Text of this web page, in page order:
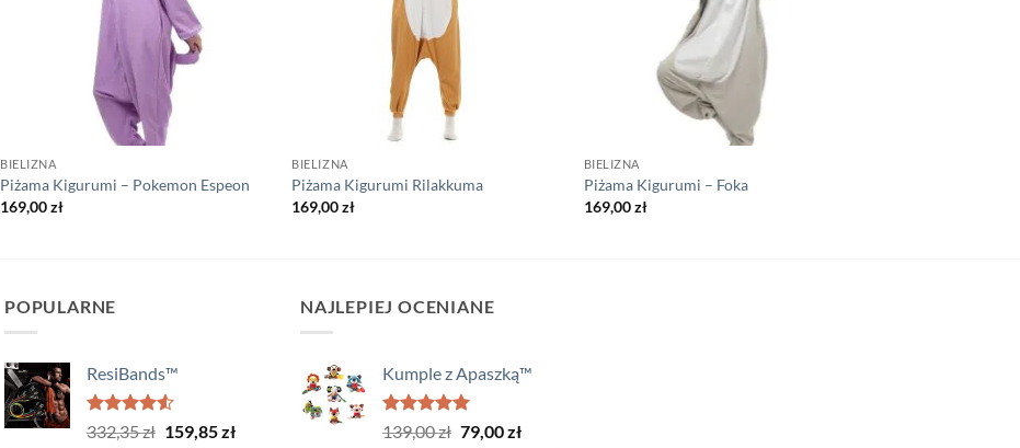
BIELIZNA
Piżama Kigurumi – Pokemon Espeon
169,00zł
BIELIZNA
Piżama Kigurumi Rilakkuma
169,00zł
BIELIZNA
Piżama Kigurumi – Foka
169,00zł
POPULARNE
ResiBands™
Oceniono
332,35zł Pierwotna
159,85złAktualna
NAJLEPIEJ OCENIANE
Kumple z Apaszką™
Oceniono
139,00zł Pierwotna
79,00złAktualna